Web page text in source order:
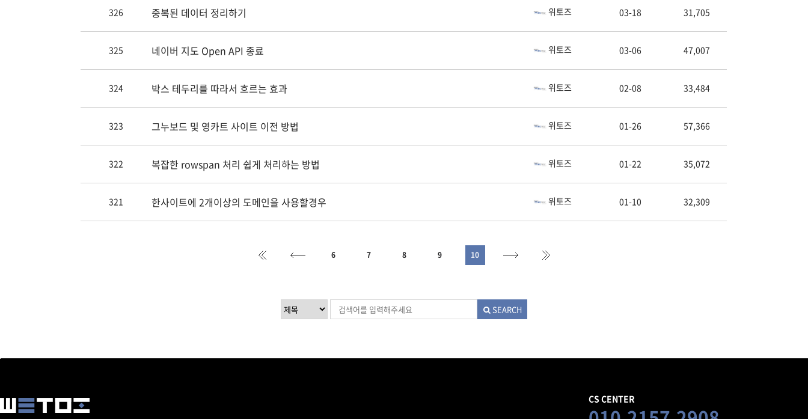
326 중복된 데이터 정리하기 위토즈 03-18 31,705
325 네이버 지도 Open API 종료 위토즈 03-06 47,007
324 박스 테두리를 따라서 흐르는 효과 위토즈 02-08 33,484
323 그누보드 및 영카트 사이트 이전 방법 위토즈 01-26 57,366
322 복잡한 rowspan 처리 쉽게 처리하는 방법 위토즈 01-22 35,072
321 한사이트에 2개이상의 도메인을 사용할경우 위토즈 01-10 32,309
6 7 8 9 10
SEARCH
CS CENTER